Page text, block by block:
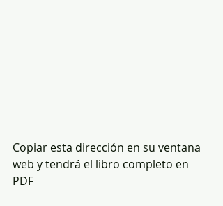
Copiar esta dirección en su ventana
web y tendrá el libro completo en
PDF